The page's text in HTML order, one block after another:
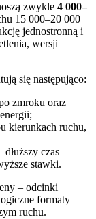
zwykle 4 000–
15 000–20 000
jednostronną i
wersji
się następująco:
zmroku oraz
kierunkach ruchu,
dłuższy czas
stawki.
– odcinki
formaty
ruchu.